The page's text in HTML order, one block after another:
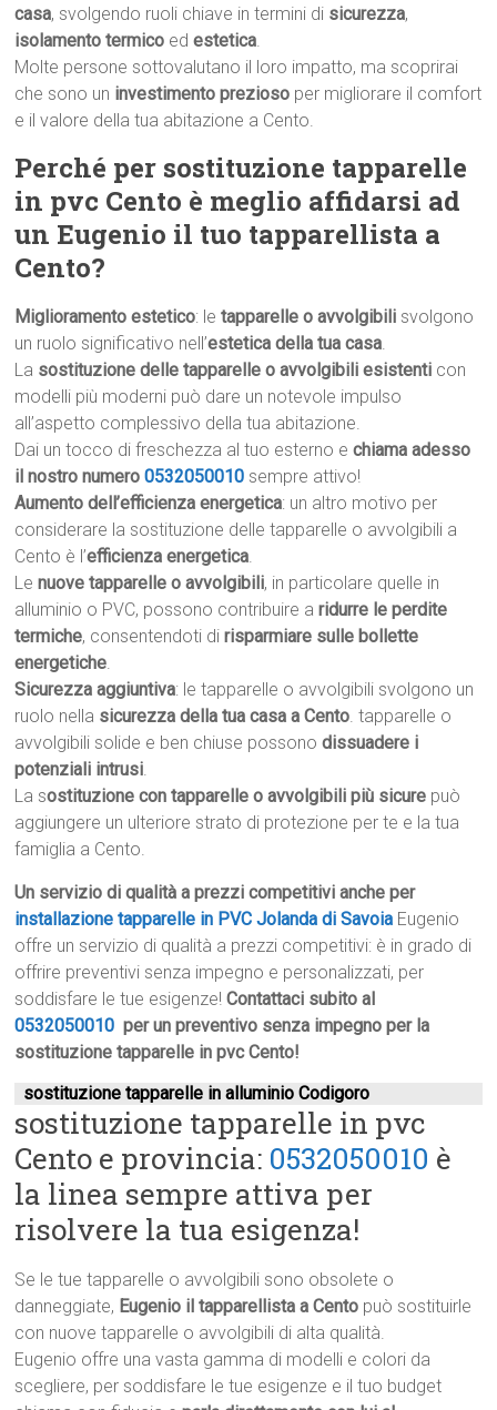
casa, svolgendo ruoli chiave in termini di sicurezza,
isolamento termico edestetica.
Molte persone sottovalutano il loro impatto, ma scoprirai
che sono un investimento prezioso per migliorare il comfort
e il valore della tua abitazione a Cento.
Perché per sostituzione tapparelle
in pvc Cento è meglio affidarsi ad
un Eugenio il tuo tapparellista a
Cento?
Miglioramento estetico: letapparelle o avvolgibili svolgono
un ruolo significativo nell’estetica della tua casa.
La sostituzione delle tapparelle o avvolgibili esistenti con
modelli più moderni può dare un notevole impulso
all’aspetto complessivo della tua abitazione.
Dai un tocco di freschezza al tuo esterno echiama adesso
il nostro numero0532050010 sempre attivo!
Aumento dell’efficienza energetica: un altro motivo per
considerare la sostituzione delle tapparelle o avvolgibili a
Cento è l’efficienza energetica.
Lenuove tapparelle o avvolgibili, in particolare quelle in
alluminio o PVC, possono contribuire aridurre le perdite
termiche, consentendoti dirisparmiare sulle bollette
energetiche.
Sicurezza aggiuntiva: le tapparelle o avvolgibili svolgono un
ruolo nella sicurezza della tua casa a Cento. tapparelle o
avvolgibili solide e ben chiuse possonodissuadere i
potenziali intrusi.
La sostituzione con tapparelle o avvolgibili più sicure può
aggiungere un ulteriore strato di protezione per te e la tua
famiglia a Cento.
Un servizio di qualità a prezzi competitivi anche per
installazione tapparelle in PVC Jolanda di Savoia Eugenio
offre un servizio di qualità a prezzi competitivi: è in grado di
offrire preventivi senza impegno e personalizzati, per
soddisfare le tue esigenze!Contattaci subito al
0532050010 per un preventivo senza impegno per la
sostituzione tapparelle in pvc Cento!
sostituzione tapparelle in alluminio Codigoro
sostituzione tapparelle in pvc
Cento e provincia: 0532050010 è
la linea sempre attiva per
risolvere la tua esigenza!
Se le tue tapparelle o avvolgibili sono obsolete o
danneggiate, Eugenio il tapparellista a Cento può sostituirle
con nuove tapparelle o avvolgibili di alta qualità.
Eugenio offre una vasta gamma di modelli e colori da
scegliere, per soddisfare le tue esigenze e il tuo budget